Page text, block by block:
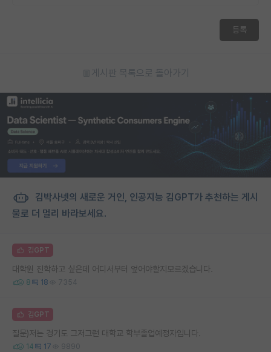
등록
게시판 목록으로 돌아가기
김박사넷의 새로운 거인, 인공지능 김GPT가 추천하는 게시
물로 더 멀리 바라보세요.
김GPT
대학원 진학하고 싶은데 어디서부터 엎어야할지모르겠습니다.
8 18 7354
김GPT
질문)저는 경기도 그저그런 대학교 학부졸업예정자입니다.
14 17 9890